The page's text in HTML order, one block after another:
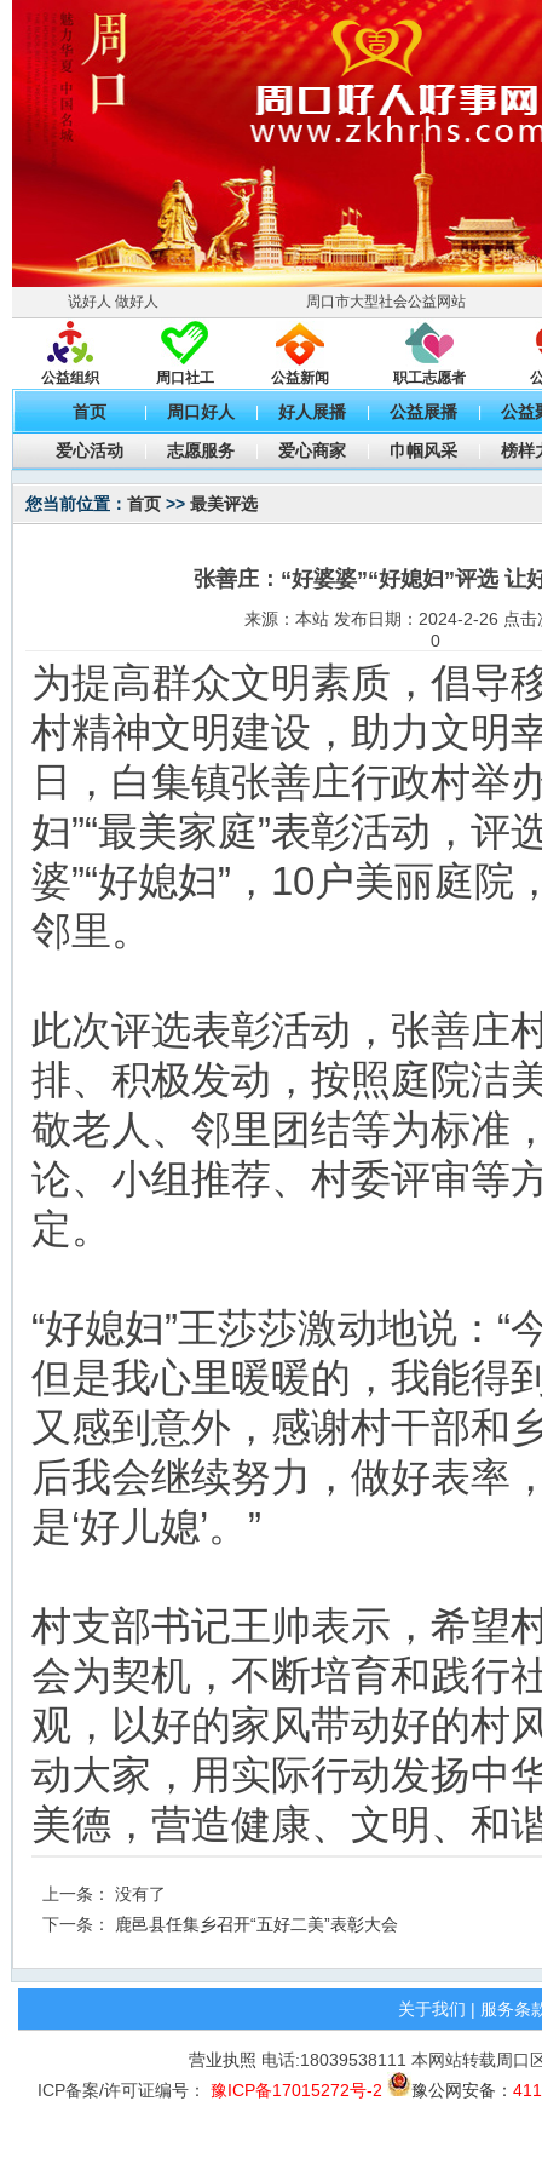
说好人 做好人 周口市大型社会公益网站
公益组织 周口社工 公益新闻 职工志愿者
首页 | 周口好人 | 好人展播 | 公益展播 |
公益
爱心活动
志愿服务 爱心商家 巾帼风采 榜样
您当前位置： 首页 >> 最美评选
张善庄：“好婆婆”“好媳妇”评选 让
来源：本站 发布日期：2024-2-26 点
0
为提高群众文明素质，倡导
村精神文明建设，助力文明
日，白集镇张善庄行政村举
妇”“最美家庭”表彰活动，评
婆”“好媳妇”，10户美丽庭院
邻里。
此次评选表彰活动，张善庄
排、积极发动，按照庭院洁
敬老人、邻里团结等为标准
论、小组推荐、村委评审等
定。
“好媳妇”王莎莎激动地说：“
但是我心里暖暖的，我能得
又感到意外，感谢村干部和
后我会继续努力，做好表率
是‘好儿媳’。”
村支部书记王帅表示，希望
会为契机，不断培育和践行
观，以好的家风带动好的村
动大家，用实际行动发扬中
美德，营造健康、文明、和
上一条： 没有了
下一条：
鹿邑县任集乡召开“五好二美”表彰大会
关于我们 | 服务条
营业执照 电话:18039538111 本网站转载周口
ICP备案/许可证编号：
豫ICP备17015272号-2 豫公网安备：